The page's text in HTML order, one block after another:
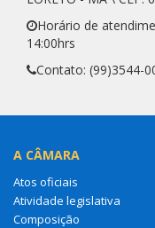
Horário de
14:00hrs
Contato: (99)3544-
A CÂMARA
Atos oficiais
Atividade legislativa
Composição